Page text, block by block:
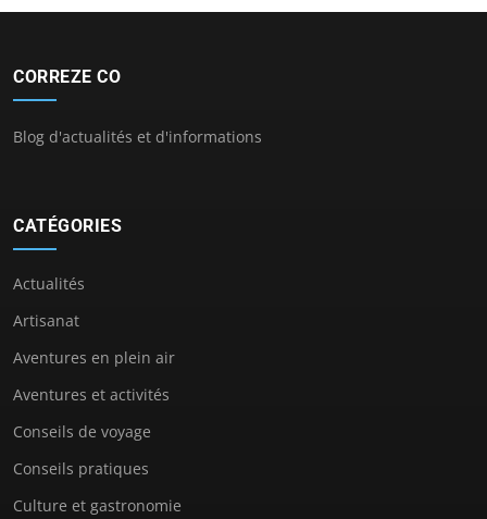
CORREZE CO
Blog d'actualités et d'informations
CATÉGORIES
Actualités
Artisanat
Aventures en plein air
Aventures et activités
Conseils de voyage
Conseils pratiques
Culture et gastronomie